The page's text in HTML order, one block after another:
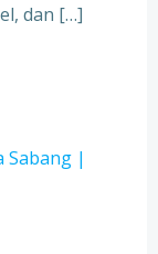
dan […]